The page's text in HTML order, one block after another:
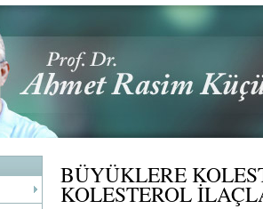
BÜYÜKLERE
KOLESTEROL